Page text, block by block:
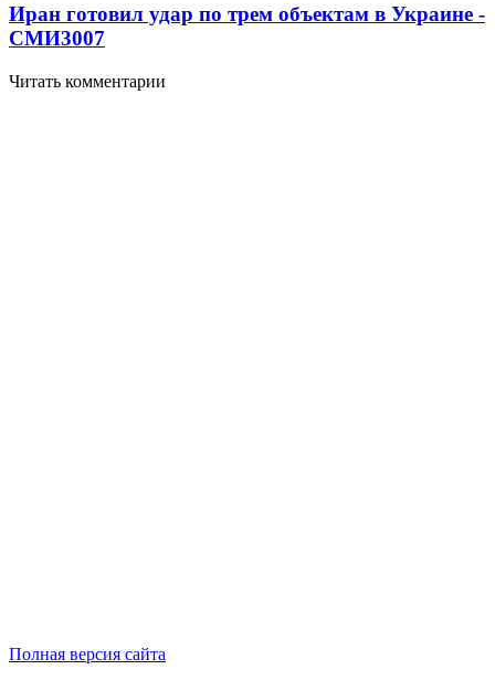
Иран готовил удар по трем объектам в Украине -
СМИ3007
Читать комментарии
Полная версия сайта